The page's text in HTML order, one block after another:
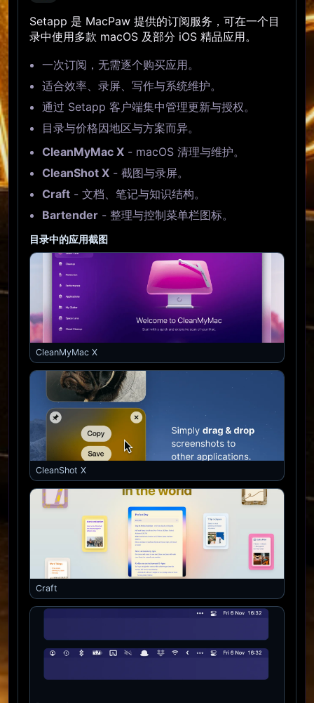
Setapp 是 MacPaw 提供的订阅服务，可在一个目
录中使用多款 macOS 及部分 iOS 精品应用。
一次订阅，无需逐个购买应用。
适合效率、录屏、写作与系统维护。
通过 Setapp 客户端集中管理更新与授权。
目录与价格因地区与方案而异。
CleanMyMac X - macOS 清理与维护。
CleanShot X - 截图与录屏。
Craft - 文档、笔记与知识结构。
Bartender - 整理与控制菜单栏图标。
目录中的应用截图
CleanMyMac X
CleanShot X
Craft